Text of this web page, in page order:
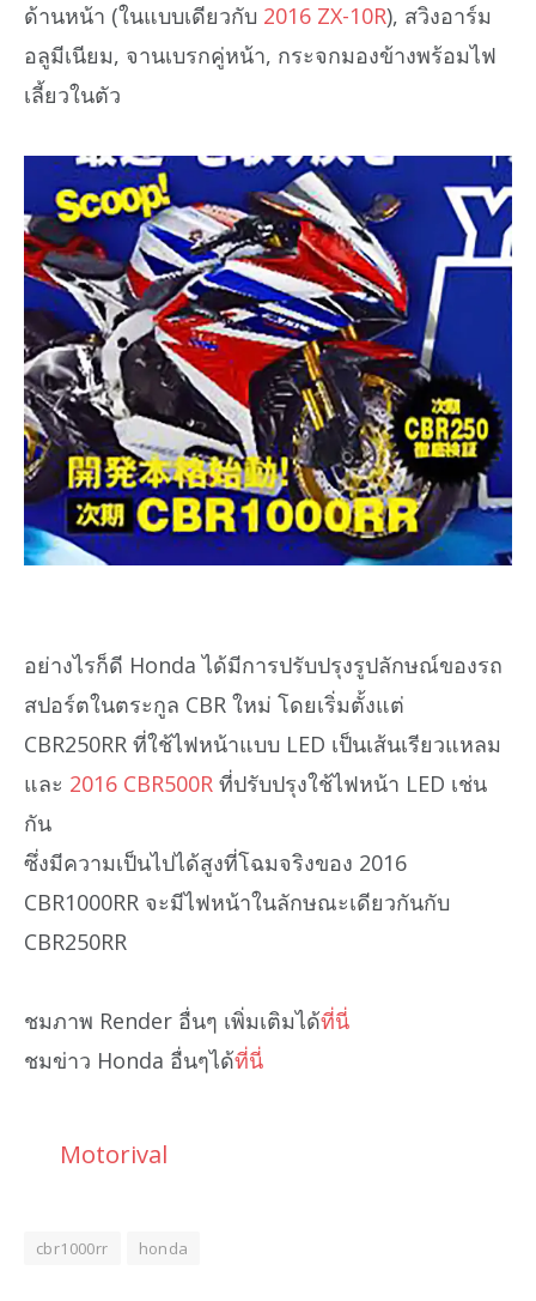
ด้านหน้า (ในแบบเดียวกับ 2016 ZX-10R), สวิงอาร์ม
อลูมีเนียม, จานเบรกคู่หน้า, กระจกมองข้างพร้อมไฟ
เลี้ยวในตัว
อย่างไรก็ดี Honda ได้มีการปรับปรุงรูปลักษณ์ของรถ
สปอร์ตในตระกูล CBR ใหม่ โดยเริ่มตั้งแต่
CBR250RR ที่ใช้ไฟหน้าแบบ LED เป็นเส้นเรียวแหลม
และ 2016 CBR500R ที่ปรับปรุงใช้ไฟหน้า LED เช่น
กัน
ซึ่งมีความเป็นไปได้สูงที่โฉมจริงของ 2016
CBR1000RR จะมีไฟหน้าในลักษณะเดียวกันกับ
CBR250RR
ชมภาพ Render อื่นๆ เพิ่มเติมได้ที่นี่
ชมข่าว Honda อื่นๆได้ที่นี่
Motorival
cbr1000rr honda